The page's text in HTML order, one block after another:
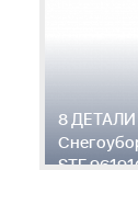
8
STE